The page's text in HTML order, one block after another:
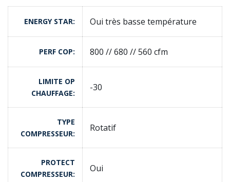
ENERGY STAR Oui très basse température
PERF COP 800 // 680 // 560 cfm
LIMITE OP
CHAUFFAGE
-30
TYPE
COMPRESSEUR
Rotatif
PROTECT
COMPRESSEUR
Oui